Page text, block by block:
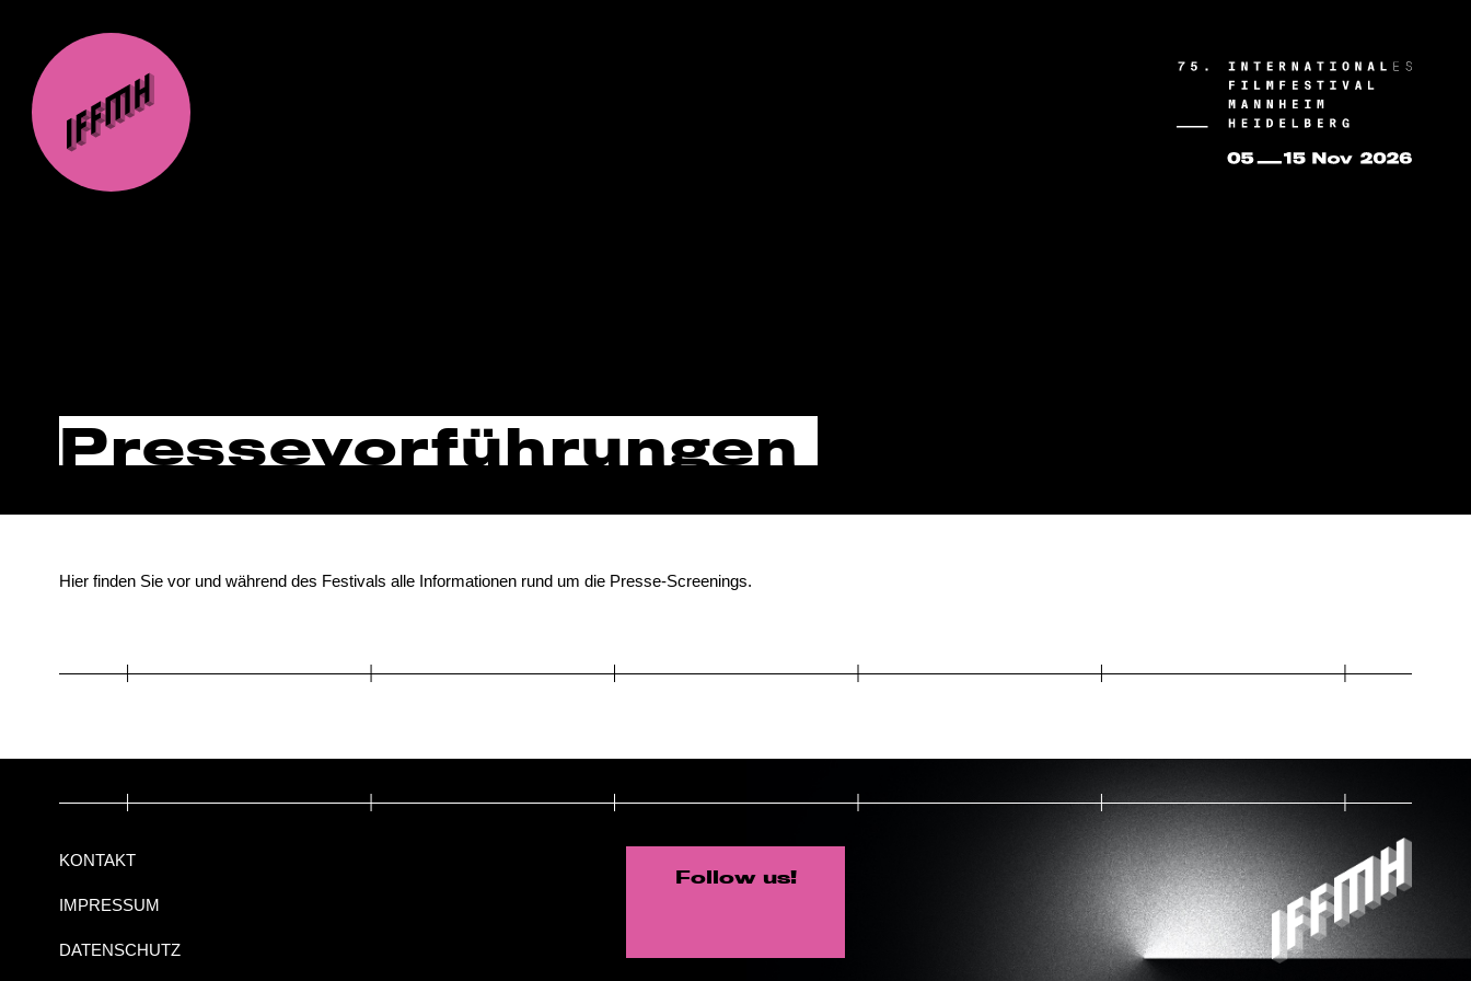
Pressevorführungen
Hier finden Sie vor und während des Festivals alle Informationen rund um die Presse-Screenings.
KONTAKT
IMPRESSUM
DATENSCHUTZ
Follow us!